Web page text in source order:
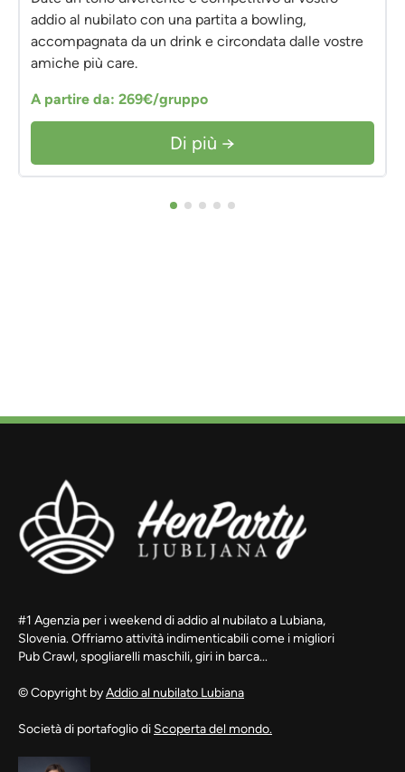
addio al nubilato con una partita a bowling,
accompagnata da un drink e circondata dalle vostre
amiche più care.
A partire da: 269€/gruppo
Di più →
#1 Agenzia per i weekend di addio al nubilato a Lubiana,
Slovenia. Offriamo attività indimenticabili come i migliori
Pub Crawl, spogliarelli maschili, giri in barca...
© Copyright byAddio al nubilato Lubiana
Società di portafoglio di Scoperta del mondo.